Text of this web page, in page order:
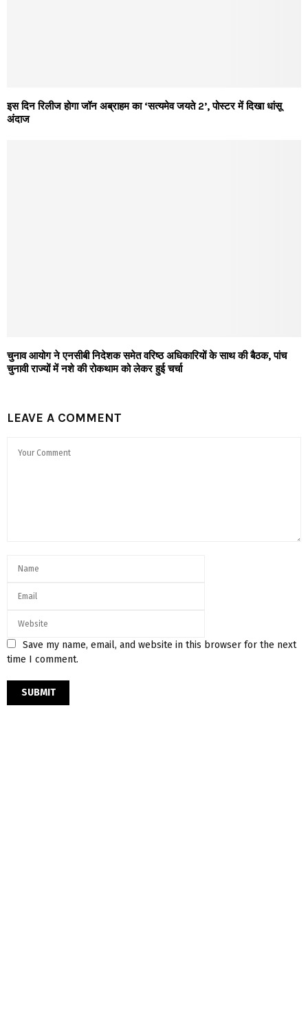
इस दिन रिलीज होगा जॉन अब्राहम का ‘सत्यमेव जयते 2’, पोस्टर में दिखा धांसू
अंदाज
चुनाव आयोग ने एनसीबी निदेशक समेत वरिष्ठ अधिकारियों के साथ की बैठक, पांच
चुनावी राज्यों में नशे की रोकथाम को लेकर हुई चर्चा
LEAVE A COMMENT
Save my name, email, and website in this browser for the next
time I comment.